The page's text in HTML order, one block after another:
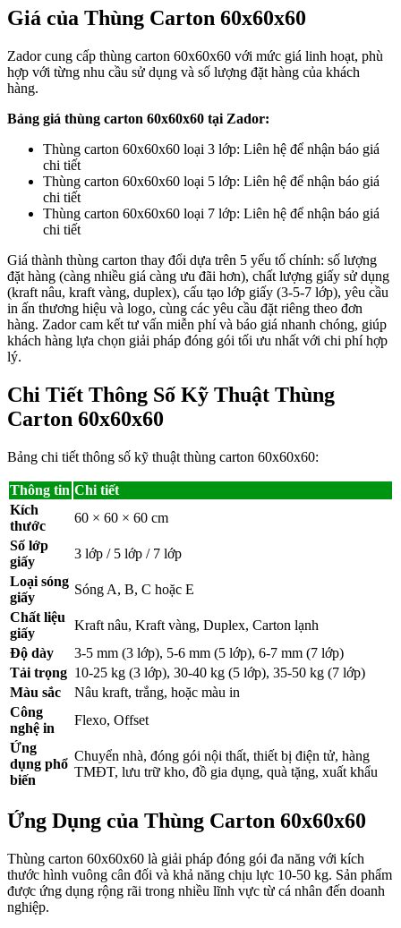
Giá của Thùng Carton 60x60x60
Zador cung cấp thùng carton 60x60x60 với mức giá linh hoạt, phù
hợp với từng nhu cầu sử dụng và số lượng đặt hàng của khách
hàng.
Bảng giá thùng carton 60x60x60 tại Zador:
Thùng carton 60x60x60 loại 3 lớp: Liên hệ để nhận báo giá
chi tiết
Thùng carton 60x60x60 loại 5 lớp: Liên hệ để nhận báo giá
chi tiết
Thùng carton 60x60x60 loại 7 lớp: Liên hệ để nhận báo giá
chi tiết
Giá thành thùng carton thay đổi dựa trên 5 yếu tố chính: số lượng
đặt hàng (càng nhiều giá càng ưu đãi hơn), chất lượng giấy sử dụng
(kraft nâu, kraft vàng, duplex), cấu tạo lớp giấy (3-5-7 lớp), yêu cầu
in ấn thương hiệu và logo, cùng các yêu cầu đặt riêng theo đơn
hàng. Zador cam kết tư vấn miễn phí và báo giá nhanh chóng, giúp
khách hàng lựa chọn giải pháp đóng gói tối ưu nhất với chi phí hợp
lý.
Chi Tiết Thông Số Kỹ Thuật Thùng
Carton 60x60x60
Bảng chi tiết thông số kỹ thuật thùng carton 60x60x60:
Thông tin Chi tiết
Kích
thước
60 × 60 × 60 cm
Số lớp
giấy
3 lớp / 5 lớp / 7 lớp
Loại sóng
giấy
Sóng A, B, C hoặc E
Chất liệu
giấy
Kraft nâu, Kraft vàng, Duplex, Carton lạnh
Độ dày
3-5 mm (3 lớp), 5-6 mm (5 lớp), 6-7 mm (7 lớp)
Tải trọng 10-25 kg (3 lớp), 30-40 kg (5 lớp), 35-50 kg (7 lớp)
Màu sắc
Nâu kraft, trắng, hoặc màu in
Công
nghệ in
Flexo, Offset
Ứng
dụng phổ
biến
Chuyển nhà, đóng gói nội thất, thiết bị điện tử, hàng
TMĐT, lưu trữ kho, đồ gia dụng, quà tặng, xuất khẩu
Ứng Dụng của Thùng Carton 60x60x60
Thùng carton 60x60x60 là giải pháp đóng gói đa năng với kích
thước hình vuông cân đối và khả năng chịu lực 10-50 kg. Sản phẩm
được ứng dụng rộng rãi trong nhiều lĩnh vực từ cá nhân đến doanh
nghiệp.